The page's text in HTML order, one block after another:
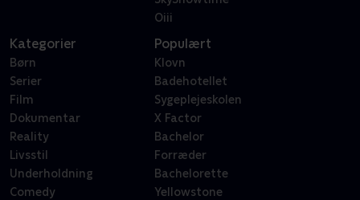
Oiii
Kategorier
Børn
Serier
Film
Dokumentar
Reality
Livsstil
Underholdning
Comedy
Populært
Klovn
Badehotellet
Sygeplejeskolen
X Factor
Bachelor
Forræder
Bachelorette
Yellowstone